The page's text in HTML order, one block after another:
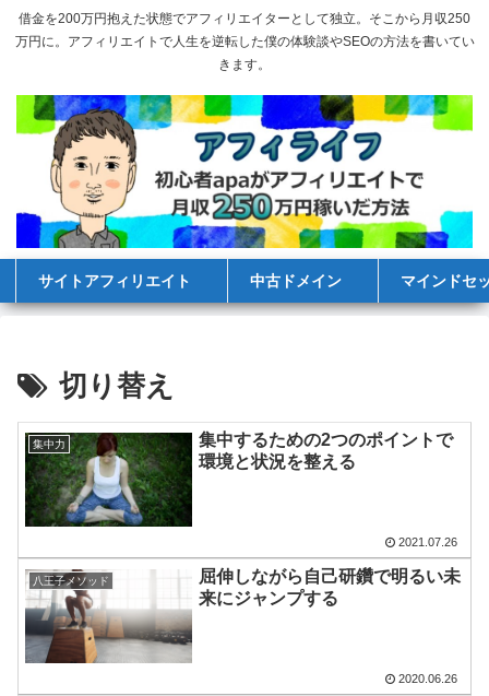
借金を200万円抱えた状態でアフィリエイターとして独立。そこから月収250
万円に。アフィリエイトで人生を逆転した僕の体験談やSEOの方法を書いてい
きます。
サイトアフィリエイト 中古ドメイン マインドセ
切り替え
集中力
集中するための2つのポイントで
環境と状況を整える
2021.07.26
八王子メソッド
屈伸しながら自己研鑽で明るい未
来にジャンプする
2020.06.26